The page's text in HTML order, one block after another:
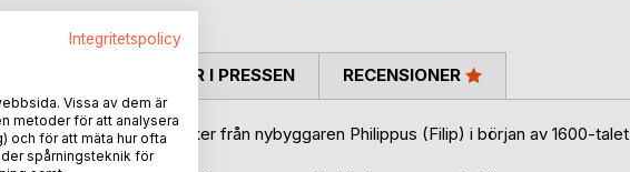
Värmlands finnmarker från nybyggaren Philippus (Filip) i början av 1600-talet
KOMMENTARER I PRESSEN RECENSIONER
Integritetspolicy
Vissa av dem är
metoder för att analysera
och för att mäta hur ofta
spårningsteknik för